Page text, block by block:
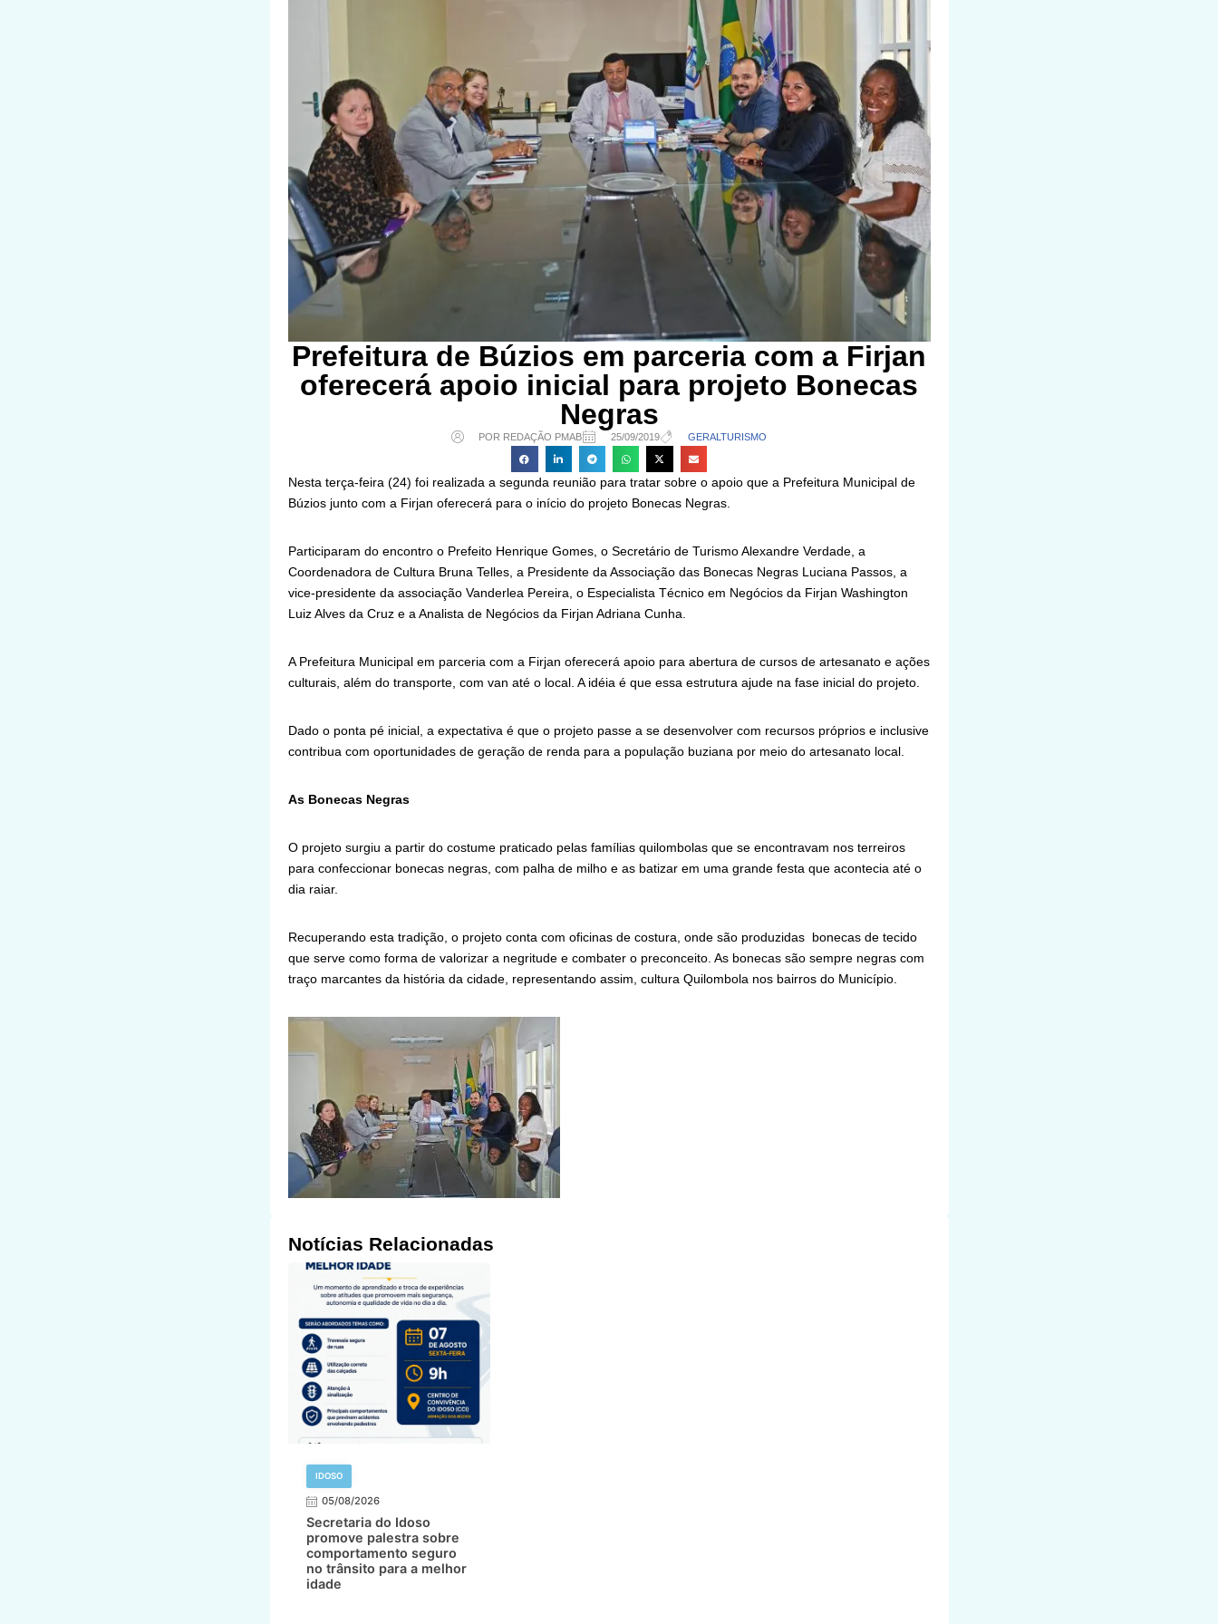
Prefeitura de Búzios em parceria com a Firjan
oferecerá apoio inicial para projeto Bonecas
Negras
POR REDAÇÃO PMAB 25/09/2019 GERALTURISMO
Nesta terça-feira (24) foi realizada a segunda reunião para tratar sobre o apoio que a Prefeitura Municipal de
Búzios junto com a Firjan oferecerá para o início do projeto Bonecas Negras.
Participaram do encontro o Prefeito Henrique Gomes, o Secretário de Turismo Alexandre Verdade, a
Coordenadora de Cultura Bruna Telles, a Presidente da Associação das Bonecas Negras Luciana Passos, a
vice-presidente da associação Vanderlea Pereira, o Especialista Técnico em Negócios da Firjan Washington
Luiz Alves da Cruz e a Analista de Negócios da Firjan Adriana Cunha.
A Prefeitura Municipal em parceria com a Firjan oferecerá apoio para abertura de cursos de artesanato e ações
culturais, além do transporte, com van até o local. A idéia é que essa estrutura ajude na fase inicial do projeto.
Dado o ponta pé inicial, a expectativa é que o projeto passe a se desenvolver com recursos próprios e inclusive
contribua com oportunidades de geração de renda para a população buziana por meio do artesanato local.
As Bonecas Negras
O projeto surgiu a partir do costume praticado pelas famílias quilombolas que se encontravam nos terreiros
para confeccionar bonecas negras, com palha de milho e as batizar em uma grande festa que acontecia até o
dia raiar.
Recuperando esta tradição, o projeto conta com oficinas de costura, onde são produzidas bonecas de tecido
que serve como forma de valorizar a negritude e combater o preconceito. As bonecas são sempre negras com
traço marcantes da história da cidade, representando assim, cultura Quilombola nos bairros do Município.
Notícias Relacionadas
IDOSO
05/08/2026
Secretaria do Idoso
promove palestra sobre
comportamento seguro
no trânsito para a melhor
idade